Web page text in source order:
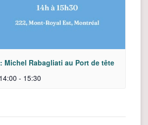
Michel Rabagliati au Port de tête
- 15:30